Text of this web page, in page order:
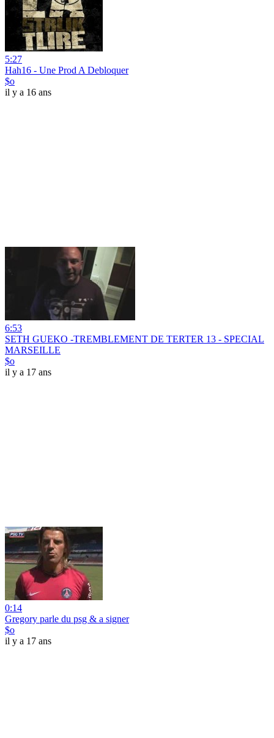
5:27
Hah16 - Une Prod A Debloquer
$o
il y a 16 ans
6:53
SETH GUEKO -TREMBLEMENT DE TERTER 13 - SPECIAL
MARSEILLE
$o
il y a 17 ans
0:14
Gregory parle du psg & a signer
$o
il y a 17 ans